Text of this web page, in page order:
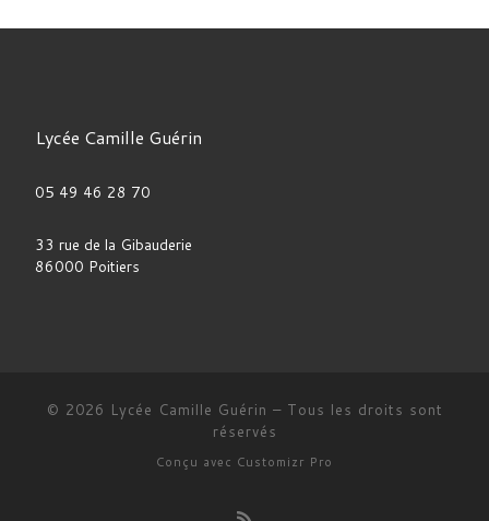
Lycée Camille Guérin
05 49 46 28 70
33 rue de la Gibauderie
86000 Poitiers
© 2026 Lycée Camille Guérin – Tous les droits sont
réservés
Conçu avec Customizr Pro